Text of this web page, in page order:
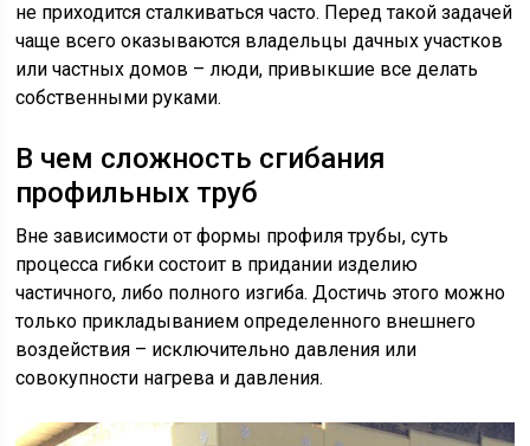
не приходится сталкиваться часто. Перед такой задачей
чаще всего оказываются владельцы дачных участков
или частных домов – люди, привыкшие все делать
собственными руками.
В чем сложность сгибания
профильных труб
Вне зависимости от формы профиля трубы, суть
процесса гибки состоит в придании изделию
частичного, либо полного изгиба. Достичь этого можно
только прикладыванием определенного внешнего
воздействия – исключительно давления или
совокупности нагрева и давления.